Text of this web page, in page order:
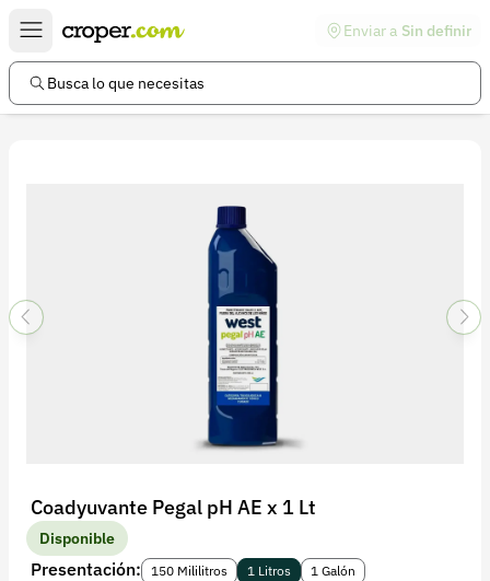
Enviar a Sin definir
Busca lo que necesitas
Coadyuvante Pegal pH AE x 1 Lt
Disponible
Presentación: 150 Mililitros 1 Litros 1 Galón
Enlaces de interés
Preguntas frecuentes
Política de privacidad
Recuperar contraseña
Contacto